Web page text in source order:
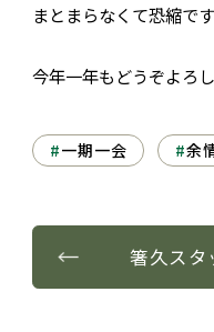
まとまらなくて恐縮で
今年一年もどうぞよろ
一期一会 余
箸久スタ